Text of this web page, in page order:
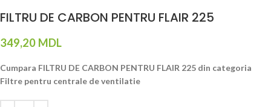
FILTRU DE CARBON PENTRU FLAIR 225
349,20 MDL
Cumpara FILTRU DE CARBON PENTRU FLAIR 225 din categoria
Filtre pentru centrale de ventilatie